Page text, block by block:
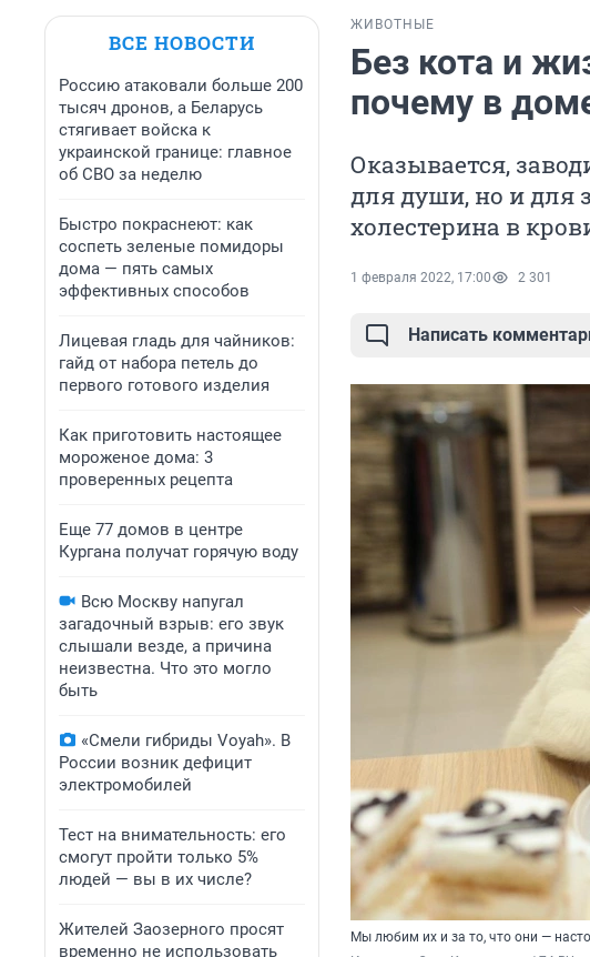
ВСЕ НОВОСТИ
Россию атаковали больше 200
тысяч дронов, а Беларусь
стягивает войска к
украинской границе: главное
об СВО за неделю
Быстро покраснеют: как
соспеть зеленые помидоры
дома — пять самых
эффективных способов
Лицевая гладь для чайников:
гайд от набора петель до
первого готового изделия
Как приготовить настоящее
мороженое дома: 3
проверенных рецепта
Еще 77 домов в центре
Кургана получат горячую воду
Всю Москву напугал
загадочный взрыв: его звук
слышали везде, а причина
неизвестна. Что это могло
быть
«Смели гибриды Voyah». В
России возник дефицит
электромобилей
Тест на внимательность: его
смогут пройти только 5%
людей — вы в их числе?
Жителей Заозерного просят
временно не использовать
ЖИВОТНЫЕ
Без кота и
почему в
Оказывается,
для души, но и для
холестерина в
1 февраля 2022, 17:00 2 301
Написать
Мы любим их и за то, что они —